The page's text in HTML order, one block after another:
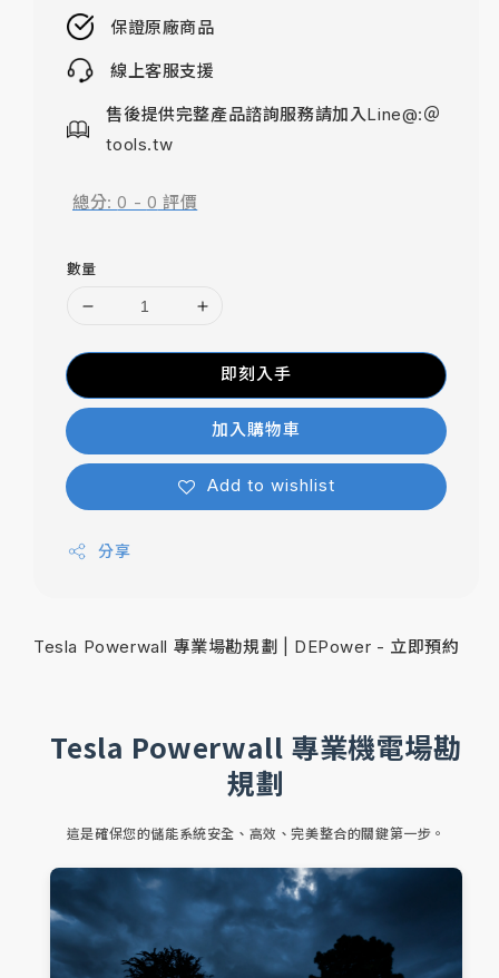
保證原廠商品
線上客服支援
售後提供完整產品諮詢服務請加入Line@:＠
tools.tw
總分:0 - 0 評價
數量
即刻入手
加入購物車
Add to wishlist
分享
Tesla Powerwall 專業場勘規劃 | DEPower - 立即預約
Tesla Powerwall 專業機電場勘
規劃
這是確保您的儲能系統安全、高效、完美整合的關鍵第一步。